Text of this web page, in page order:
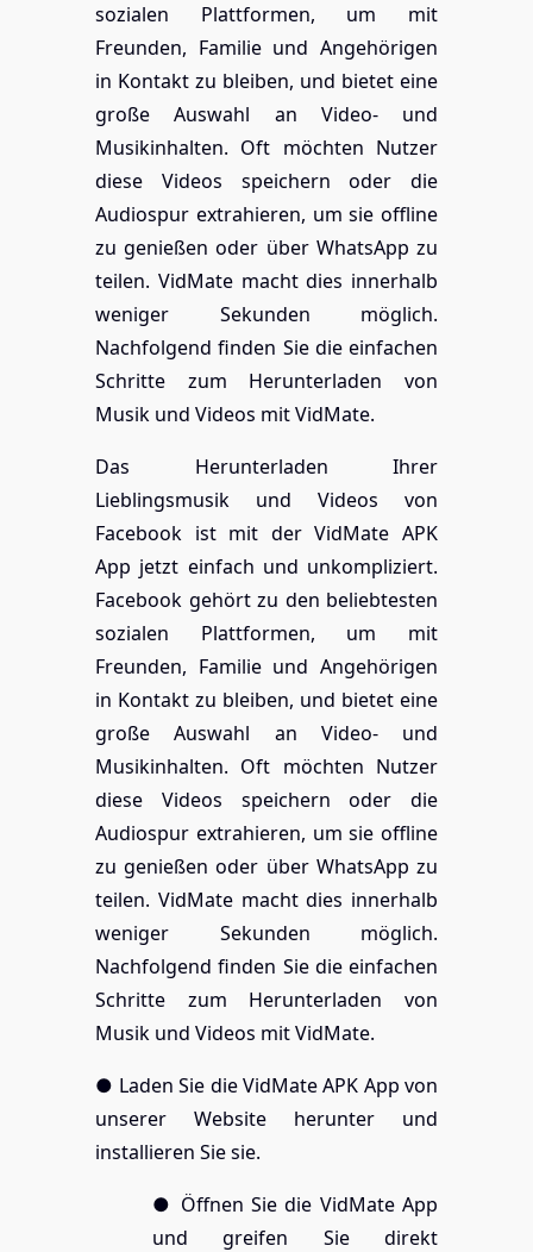
sozialen Plattformen, um mit
Freunden, Familie und Angehörigen
in Kontakt zu bleiben, und bietet eine
große Auswahl an Video- und
Musikinhalten. Oft möchten Nutzer
diese Videos speichern oder die
Audiospur extrahieren, um sie offline
zu genießen oder über WhatsApp zu
teilen. VidMate macht dies innerhalb
weniger Sekunden möglich.
Nachfolgend finden Sie die einfachen
Schritte zum Herunterladen von
Musik und Videos mit VidMate.
Das Herunterladen Ihrer
Lieblingsmusik und Videos von
Facebook ist mit der VidMate APK
App jetzt einfach und unkompliziert.
Facebook gehört zu den beliebtesten
sozialen Plattformen, um mit
Freunden, Familie und Angehörigen
in Kontakt zu bleiben, und bietet eine
große Auswahl an Video- und
Musikinhalten. Oft möchten Nutzer
diese Videos speichern oder die
Audiospur extrahieren, um sie offline
zu genießen oder über WhatsApp zu
teilen. VidMate macht dies innerhalb
weniger Sekunden möglich.
Nachfolgend finden Sie die einfachen
Schritte zum Herunterladen von
Musik und Videos mit VidMate.
● Laden Sie die VidMate APK App von
unserer Website herunter und
installieren Sie sie.
● Öffnen Sie die VidMate App
und greifen Sie direkt